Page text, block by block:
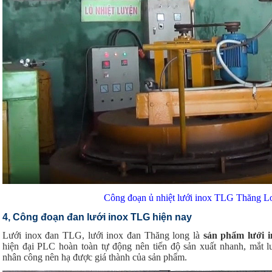
Công đoạn ủ nhiệt lưới inox TLG Thăng
4, Công đoạn đan lưới inox TLG hiện nay
Lưới inox đan TLG, lưới inox đan Thăng long là sản phẩm lưới
hiện đại PLC hoàn toàn tự động nên tiến độ sản xuất nhanh, mắt
nhân công nên hạ được giá thành của sản phẩm.